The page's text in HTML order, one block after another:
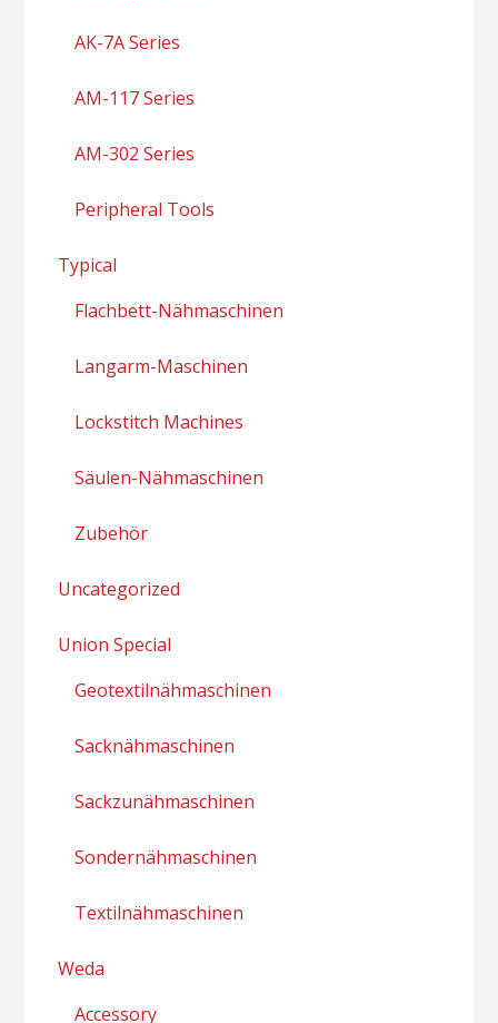
AK-7A Series
AM-117 Series
AM-302 Series
Peripheral Tools
Typical
Flachbett-Nähmaschinen
Langarm-Maschinen
Lockstitch Machines
Säulen-Nähmaschinen
Zubehör
Uncategorized
Union Special
Geotextilnähmaschinen
Sacknähmaschinen
Sackzunähmaschinen
Sondernähmaschinen
Textilnähmaschinen
Weda
Accessory